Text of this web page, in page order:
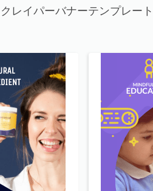
レイパーバナーテンプレート